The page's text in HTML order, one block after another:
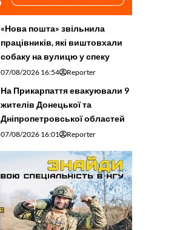
«Нова пошта» звільнила
працівників, які виштовхали
собаку на вулицю у спеку
07/08/2026 16:54 Reporter
На Прикарпаття евакуювали 9
жителів Донецької та
Дніпропетровської областей
07/08/2026 16:01 Reporter